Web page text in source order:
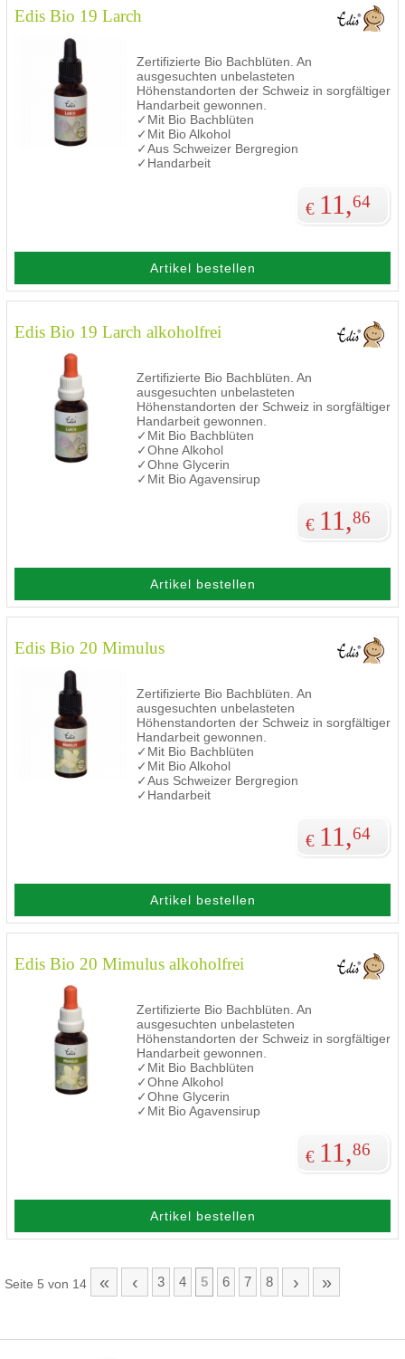
Edis Bio 19 Larch
Zertifizierte Bio Bachblüten. An
ausgesuchten unbelasteten
Höhenstandorten der Schweiz in sorgfältiger
Handarbeit gewonnen.
✓Mit Bio Bachblüten
✓Mit Bio Alkohol
✓Aus Schweizer Bergregion
✓Handarbeit
€ 11,64
Artikel bestellen
Edis Bio 19 Larch alkoholfrei
Zertifizierte Bio Bachblüten. An
ausgesuchten unbelasteten
Höhenstandorten der Schweiz in sorgfältiger
Handarbeit gewonnen.
✓Mit Bio Bachblüten
✓Ohne Alkohol
✓Ohne Glycerin
✓Mit Bio Agavensirup
€ 11,86
Artikel bestellen
Edis Bio 20 Mimulus
Zertifizierte Bio Bachblüten. An
ausgesuchten unbelasteten
Höhenstandorten der Schweiz in sorgfältiger
Handarbeit gewonnen.
✓Mit Bio Bachblüten
✓Mit Bio Alkohol
✓Aus Schweizer Bergregion
✓Handarbeit
€ 11,64
Artikel bestellen
Edis Bio 20 Mimulus alkoholfrei
Zertifizierte Bio Bachblüten. An
ausgesuchten unbelasteten
Höhenstandorten der Schweiz in sorgfältiger
Handarbeit gewonnen.
✓Mit Bio Bachblüten
✓Ohne Alkohol
✓Ohne Glycerin
✓Mit Bio Agavensirup
€ 11,86
Artikel bestellen
Seite 5 von 14 « ‹ 3 4 5 6 7 8 › »